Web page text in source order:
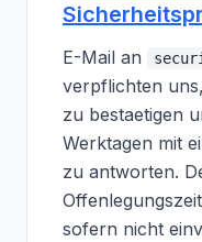
E-Mail an
verpflichten
zu bestaetigen
Werktagen mit
zu antworten.
sofern nicht